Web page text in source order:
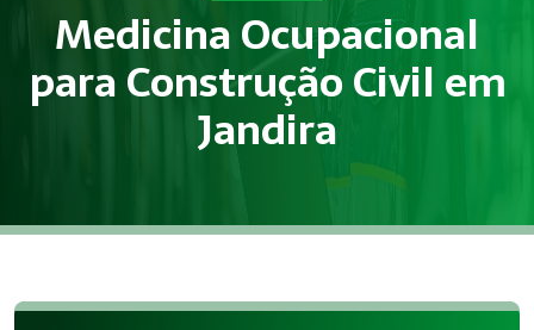
Medicina Ocupacional
para Construção Civil em
Jandira
O que é Medicina Ocupacional?
Empresas de todos os portes que possuem empregados